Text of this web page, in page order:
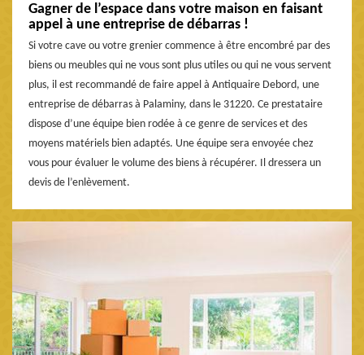
Gagner de l’espace dans votre maison en faisant
appel à une entreprise de débarras !
Si votre cave ou votre grenier commence à être encombré par des
biens ou meubles qui ne vous sont plus utiles ou qui ne vous servent
plus, il est recommandé de faire appel à Antiquaire Debord, une
entreprise de débarras à Palaminy, dans le 31220. Ce prestataire
dispose d’une équipe bien rodée à ce genre de services et des
moyens matériels bien adaptés. Une équipe sera envoyée chez
vous pour évaluer le volume des biens à récupérer. Il dressera un
devis de l’enlèvement.